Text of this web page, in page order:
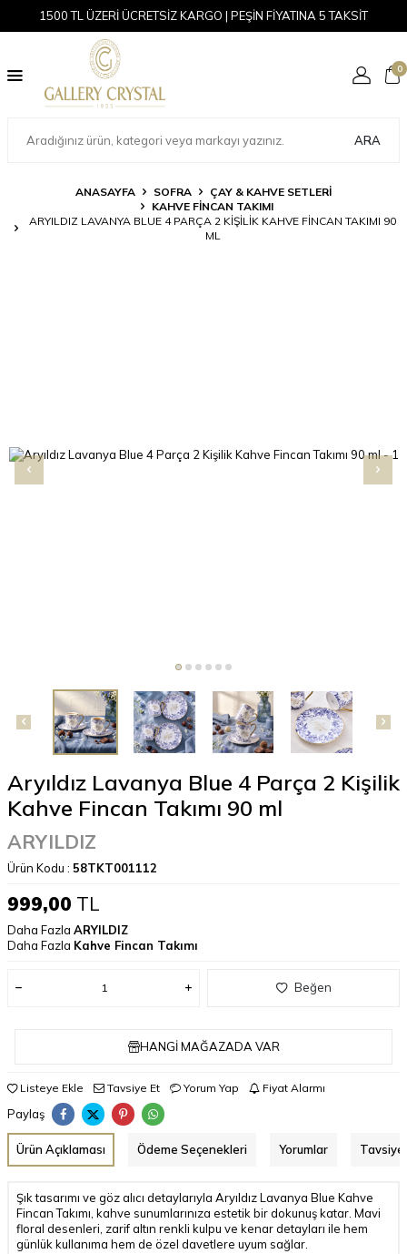
1500 TL ÜZERİ ÜCRETSİZ KARGO | PEŞİN FİYATINA 5 TAKSİT
ARA
0
ANASAYFA SOFRA
ÇAY & KAHVE SETLERI
KAHVE FINCAN TAKIMI
ARYILDIZ LAVANYA BLUE 4 PARÇA 2 KIŞILIK KAHVE FINCAN TAKIMI 90
ML
Aryıldız Lavanya Blue 4 Parça 2 Kişilik
Kahve Fincan Takımı 90 ml
ARYILDIZ
Ürün Kodu : 58TKT001112
999,00 TL
Daha Fazla ARYILDIZ
Daha Fazla Kahve Fincan Takımı
Beğen
HANGI MAĞAZADA VAR
Listeye Ekle Tavsiye Et Yorum Yap Fiyat Alarmı
Paylaş
Ürün Açıklaması Ödeme Seçenekleri Yorumlar Tavsiye
Şık tasarımı ve göz alıcı detaylarıyla Aryıldız Lavanya Blue Kahve
Fincan Takımı, kahve sunumlarınıza estetik bir dokunuş katar. Mavi
floral desenleri, zarif altın renkli kulpu ve kenar detayları ile hem
günlük kullanıma hem de özel davetlere uyum sağlar.